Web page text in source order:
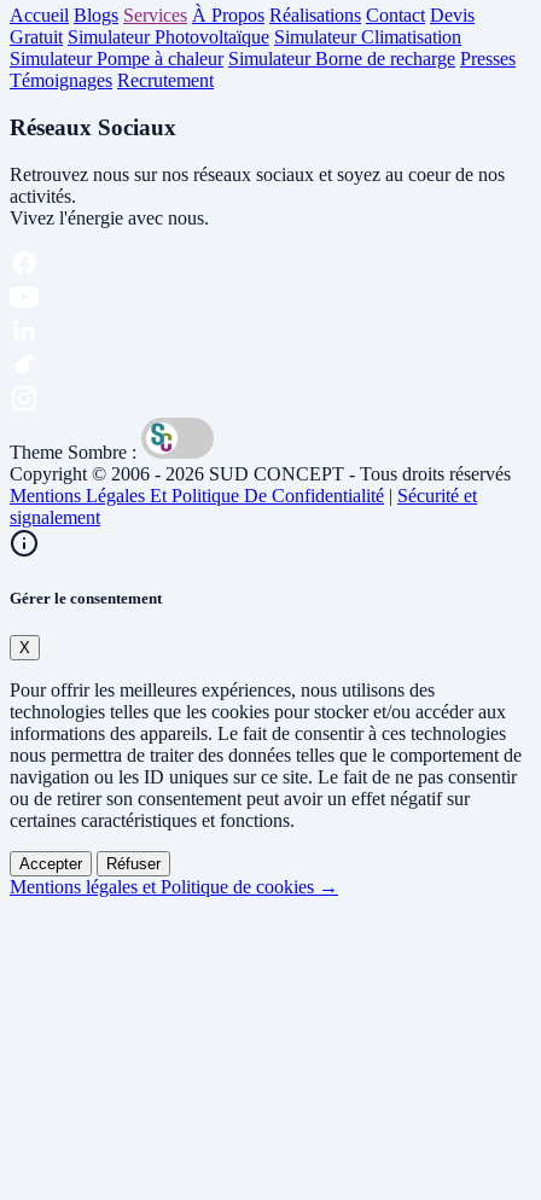
Accueil Blogs Services À Propos Réalisations Contact Devis
Gratuit Simulateur Photovoltaïque Simulateur Climatisation
Simulateur Pompe à chaleur Simulateur Borne de recharge Presses
Témoignages Recrutement
Réseaux Sociaux
Retrouvez nous sur nos réseaux sociaux et soyez au coeur de nos
activités.
Vivez l'énergie avec nous.
Theme Sombre :
Copyright © 2006 - 2026 SUD CONCEPT - Tous droits réservés
Mentions Légales Et Politique De Confidentialité | Sécurité et
signalement
Gérer le consentement
X
Pour offrir les meilleures expériences, nous utilisons des
technologies telles que les cookies pour stocker et/ou accéder aux
informations des appareils. Le fait de consentir à ces technologies
nous permettra de traiter des données telles que le comportement de
navigation ou les ID uniques sur ce site. Le fait de ne pas consentir
ou de retirer son consentement peut avoir un effet négatif sur
certaines caractéristiques et fonctions.
Accepter Réfuser
Mentions légales et Politique de cookies →